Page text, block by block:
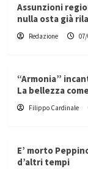
Assunzioni
nulla osta già
Redazione
“Armonia”
La bellezza
Filippo Cardinale
E’ morto
d’altri tempi